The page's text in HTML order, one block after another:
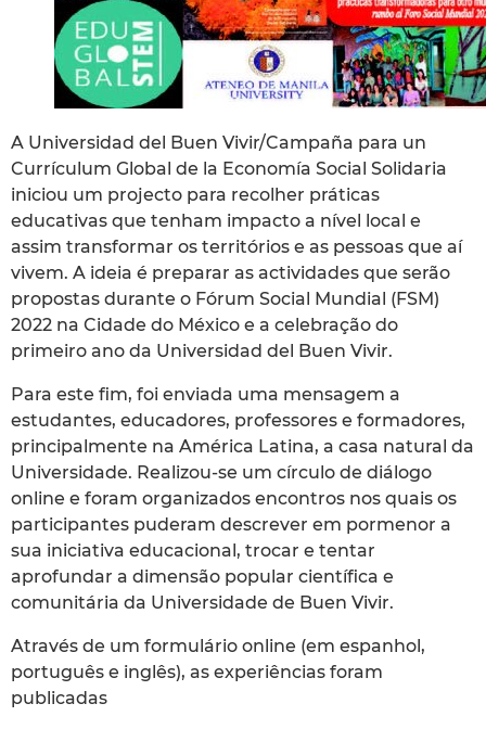
A Universidad del Buen Vivir/Campaña para un
Currículum Global de la Economía Social Solidaria
iniciou um projecto para recolher práticas
educativas que tenham impacto a nível local e
assim transformar os territórios e as pessoas que aí
vivem. A ideia é preparar as actividades que serão
propostas durante o Fórum Social Mundial (FSM)
2022 na Cidade do México e a celebração do
primeiro ano da Universidad del Buen Vivir.
Para este fim, foi enviada uma mensagem a
estudantes, educadores, professores e formadores,
principalmente na América Latina, a casa natural da
Universidade. Realizou-se um círculo de diálogo
online e foram organizados encontros nos quais os
participantes puderam descrever em pormenor a
sua iniciativa educacional, trocar e tentar
aprofundar a dimensão popular científica e
comunitária da Universidade de Buen Vivir.
Através de um formulário online (em espanhol,
português e inglês), as experiências foram
publicadas